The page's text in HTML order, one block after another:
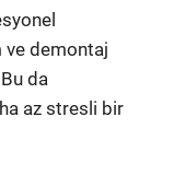
ve demontaj
da
az stresli bir